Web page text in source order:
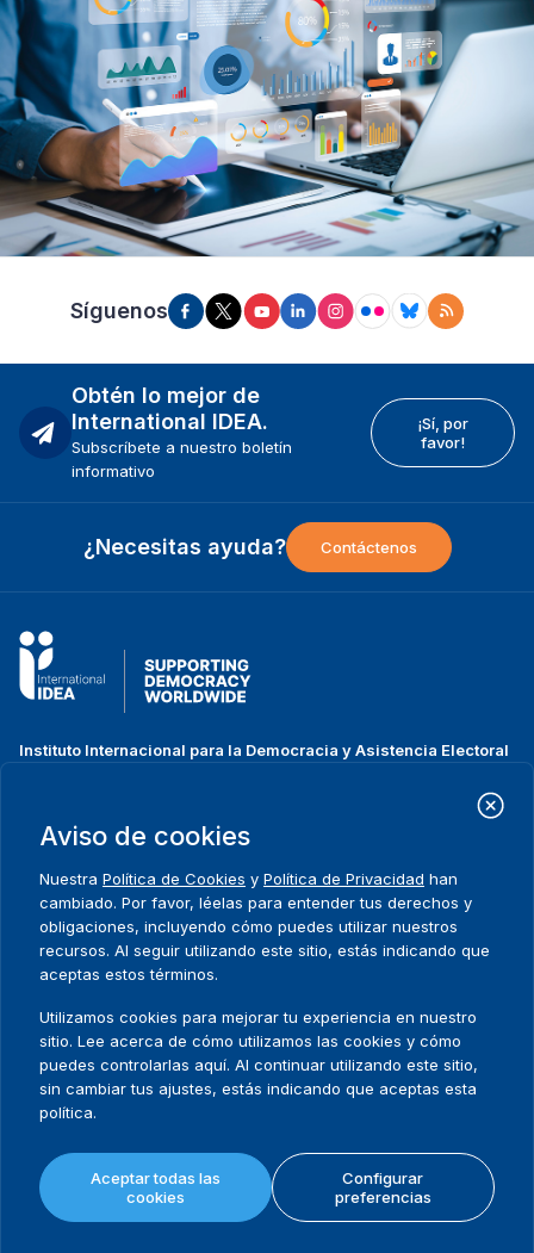
Síguenos
Obtén lo mejor de
International IDEA.
Subscríbete a nuestro boletín
informativo
¡Sí, por
favor!
¿Necesitas ayuda? Contáctenos
Instituto Internacional para la Democracia y Asistencia Electoral
Strömsborgsbron 1
SE-103 34 Estocolmo
Suecia
Teléfono
+46 8 698 37 00
Footer
menu
Inicio
Sobre nosotros
Qué hacemos
Dónde trabajamos
Publicaciones
Datos y herramientas
Projectos
Noticias y eventos
Prensa
Contact
Release Agreement Form
Términos y condiciones
Política de privacidad
Mapa del sitio
Aviso de cookies
Nuestra Política de Cookies y Política de Privacidad han
cambiado. Por favor, léelas para entender tus derechos y
obligaciones, incluyendo cómo puedes utilizar nuestros
recursos. Al seguir utilizando este sitio, estás indicando que
aceptas estos términos.
Utilizamos cookies para mejorar tu experiencia en nuestro
sitio. Lee acerca de cómo utilizamos las cookies y cómo
puedes controlarlas aquí. Al continuar utilizando este sitio,
sin cambiar tus ajustes, estás indicando que aceptas esta
política.
Aceptar todas las
cookies
Configurar
preferencias